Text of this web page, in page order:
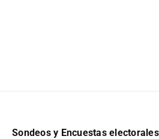
Sondeos y Encuestas electorales